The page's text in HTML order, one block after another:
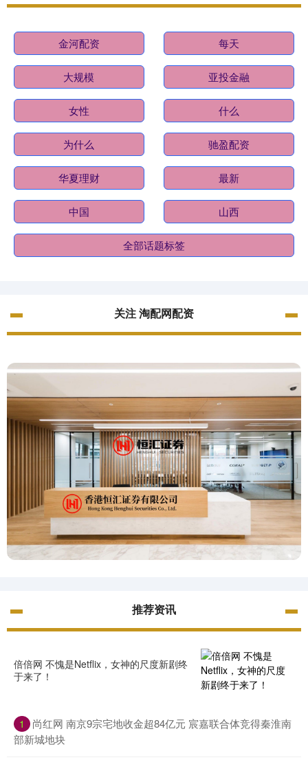
金河配资 每天
大规模 亚投金融
女性 什么
为什么 驰盈配资
华夏理财 最新
中国 山西
全部话题标签
关注 淘配网配资
推荐资讯
倍倍网 不愧是Netflix，女神的尺度新剧终
于来了！
1
尚红网 南京9宗宅地收金超84亿元 宸嘉联合体竞得秦淮南
部新城地块